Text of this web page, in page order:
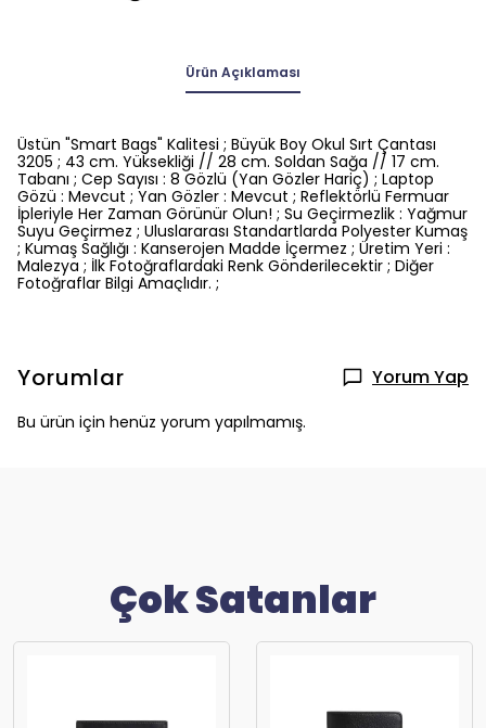
Ürün Açıklaması
Üstün "Smart Bags" Kalitesi ; Büyük Boy Okul Sırt Çantası
3205 ; 43 cm. Yüksekliği // 28 cm. Soldan Sağa // 17 cm.
Tabanı ; Cep Sayısı : 8 Gözlü (Yan Gözler Hariç) ; Laptop
Gözü : Mevcut ; Yan Gözler : Mevcut ; Reflektörlü Fermuar
İpleriyle Her Zaman Görünür Olun! ; Su Geçirmezlik : Yağmur
Suyu Geçirmez ; Uluslararası Standartlarda Polyester Kumaş
; Kumaş Sağlığı : Kanserojen Madde İçermez ; Üretim Yeri :
Malezya ; İlk Fotoğraflardaki Renk Gönderilecektir ; Diğer
Fotoğraflar Bilgi Amaçlıdır. ;
Yorumlar Yorum Yap
Bu ürün için henüz yorum yapılmamış.
Çok Satanlar